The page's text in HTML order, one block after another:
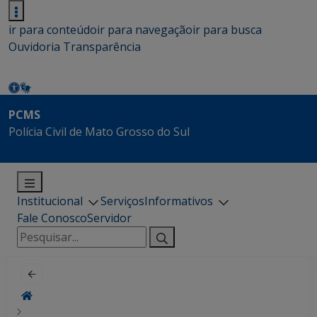
ir para conteúdoir para navegaçãoir para busca
Ouvidoria Transparência
PCMS
Polícia Civil de Mato Grosso do Sul
Institucional ServiçosInformativos
Fale ConoscoServidor
Pesquisar
por: